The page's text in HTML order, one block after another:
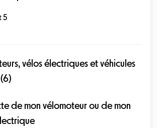
5
vélos électriques et véhicules
de mon vélomoteur ou de mon